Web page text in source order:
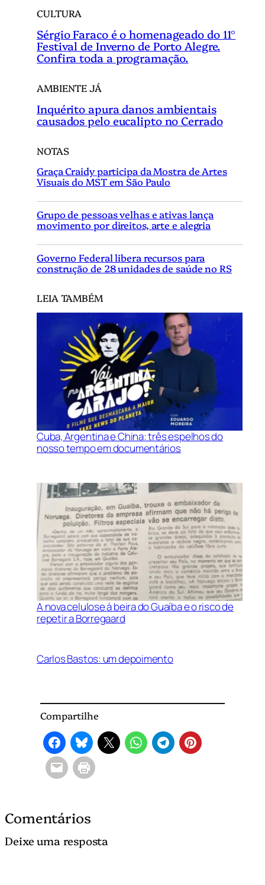
CULTURA
Sérgio Faraco é o homenageado do 11°
Festival de Inverno de Porto Alegre.
Confira toda a programação.
AMBIENTE JÁ
Inquérito apura danos ambientais
causados pelo eucalipto no Cerrado
NOTAS
Graça Craidy participa da Mostra de Artes
Visuais do MST em São Paulo
Grupo de pessoas velhas e ativas lança
movimento por direitos, arte e alegria
Governo Federal libera recursos para
construção de 28 unidades de saúde no RS
LEIA TAMBÉM
Cuba, Argentina e China: três espelhos do
nosso tempo em documentários
A nova celulose à beira do Guaíba e o risco de
repetir a Borregaard
Carlos Bastos: um depoimento
Compartilhe
Comentários
Deixe uma resposta